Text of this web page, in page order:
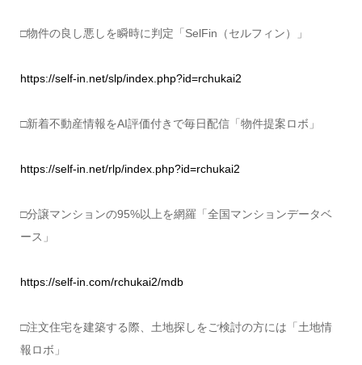
□物件の良し悪しを瞬時に判定「SelFin（セルフィン）」
https://self-in.net/slp/index.php?id=rchukai2
□新着不動産情報をAI評価付きで毎日配信「物件提案ロボ」
https://self-in.net/rlp/index.php?id=rchukai2
□分譲マンションの95%以上を網羅「全国マンションデータベ
ース」
https://self-in.com/rchukai2/mdb
□注文住宅を建築する際、土地探しをご検討の方には「土地情
報ロボ」